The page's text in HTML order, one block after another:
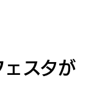
ェスタが